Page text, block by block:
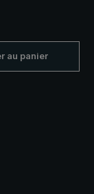
au panier